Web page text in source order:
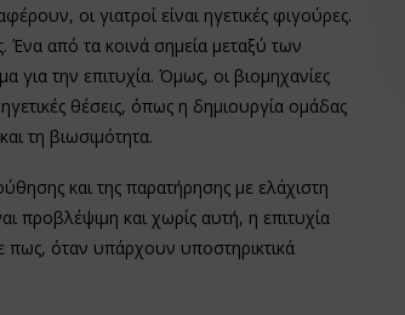
οι γιατροί είναι ηγετικές φιγούρες.
Ένα από τα κοινά σημεία μεταξύ των
για την επιτυχία. Όμως, οι βιομηχανίες
θέσεις, όπως η δημιουργία ομάδας
τη βιωσιμότητα.
και της παρατήρησης με ελάχιστη
προβλέψιμη και χωρίς αυτή, η επιτυχία
πως, όταν υπάρχουν υποστηρικτικά